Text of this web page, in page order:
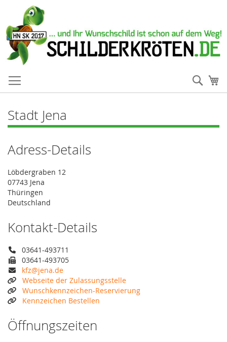
Stadt Jena
Adress-Details
Löbdergraben 12
07743 Jena
Thüringen
Deutschland
Kontakt-Details
03641-493711
03641-493705
kfz@jena.de
Webseite der Zulassungsstelle
Wunschkennzeichen-Reservierung
Kennzeichen Bestellen
Öffnungszeiten